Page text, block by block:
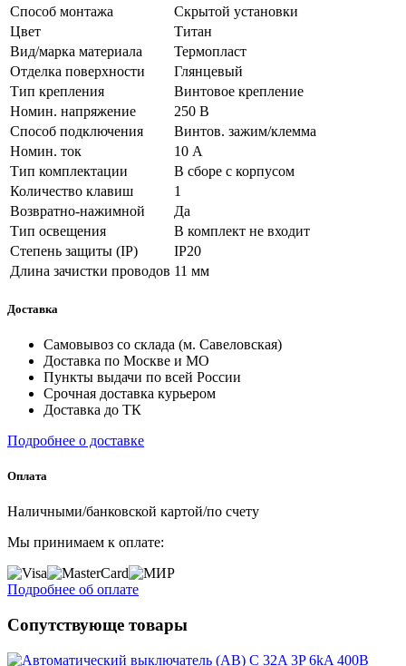
Способ монтажа
Скрытой установки
Цвет
Титан
Вид/марка материала
Термопласт
Отделка поверхности
Глянцевый
Тип крепления
Винтовое крепление
Номин. напряжение
250 В
Способ подключения
Винтов. зажим/клемма
Номин. ток
10 А
Тип комплектации
В сборе с корпусом
Количество клавиш
1
Возвратно-нажимной
Да
Тип освещения
В комплект не входит
Степень защиты (IP)
IP20
Длина зачистки проводов 11 мм
Доставка
Самовывоз со склада (м. Савеловская)
Доставка по Москве и МО
Пункты выдачи по всей России
Срочная доставка курьером
Доставка до ТК
Подробнее о доставке
Оплата
Наличными/банковской картой/по счету
Мы принимаем к оплате:
Подробнее об оплате
Сопутствующе товары